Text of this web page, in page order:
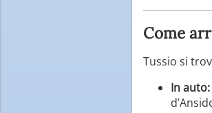
Come
Tussio si
In auto: